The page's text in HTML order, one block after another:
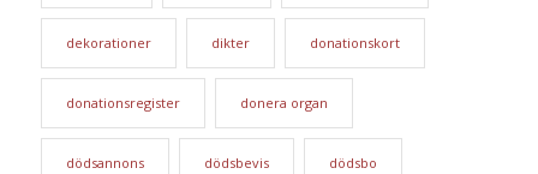
dekorationer dikter donationskort
donationsregister donera organ
dödsannons dödsbevis dödsbo